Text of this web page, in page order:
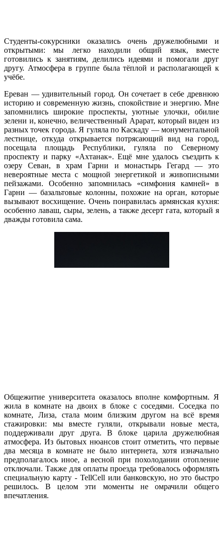
Студенты-сокурсники оказались очень дружелюбными и
открытыми: мы легко находили общий язык, вместе
готовились к занятиям, делились идеями и помогали друг
другу. Атмосфера в группе была тёплой и располагающей к
учёбе.
Ереван — удивительный город. Он сочетает в себе древнюю
историю и современную жизнь, спокойствие и энергию. Мне
запомнились широкие проспекты, уютные улочки, обилие
зелени и, конечно, величественный Арарат, который виден из
разных точек города. Я гуляла по Каскаду — монументальной
лестнице, откуда открывается потрясающий вид на город,
посещала площадь Республики, гуляла по Северному
проспекту и парку «Ахтанак». Ещё мне удалось съездить к
озеру Севан, в храм Гарни и монастырь Гегард — это
невероятные места с мощной энергетикой и живописными
пейзажами. Особенно запомнилась «симфония камней» в
Гарни — базальтовые колонны, похожие на орган, которые
вызывают восхищение. Очень понравилась армянская кухня:
особенно лаваш, сыры, зелень, а также десерт гата, который я
дважды готовила сама.
Общежитие университета оказалось вполне комфортным. Я
жила в комнате на двоих в блоке с соседями. Соседка по
комнате, Лиза, стала моим близким другом на всё время
стажировки: мы вместе гуляли, открывали новые места,
поддерживали друг друга. В блоке царила дружелюбная
атмосфера. Из бытовых нюансов стоит отметить, что первые
два месяца в комнате не было интернета, хотя изначально
предполагалось иное, а весной при похолодании отопление
отключали. Также для оплаты проезда требовалось оформлять
специальную карту - TellCell или банковскую, но это быстро
решилось. В целом эти моменты не омрачили общего
впечатления.